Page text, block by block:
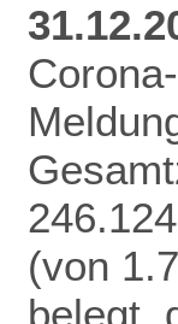
(von
belegt,